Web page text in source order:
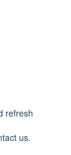
refresh
us.